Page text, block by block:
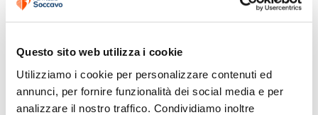
Questo sito web utilizza i cookie
Utilizziamo i cookie per personalizzare contenuti ed
annunci, per fornire funzionalità dei social media e per
analizzare il nostro traffico. Condividiamo inoltre